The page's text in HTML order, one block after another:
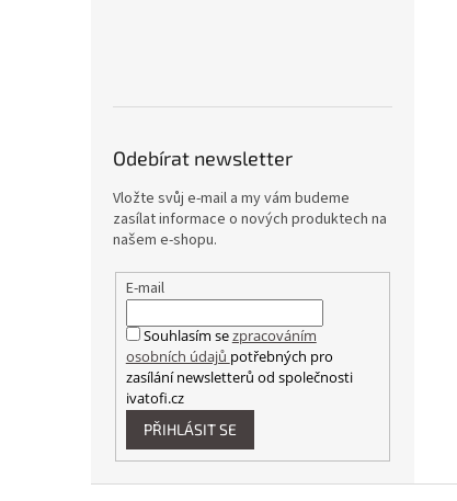
Odebírat newsletter
Vložte svůj e-mail a my vám budeme
zasílat informace o nových produktech na
našem e-shopu.
E-mail
Souhlasím sezpracováním
osobních údajů potřebných pro
zasílání newsletterů od společnosti
ivatofi.cz
PŘIHLÁSIT SE